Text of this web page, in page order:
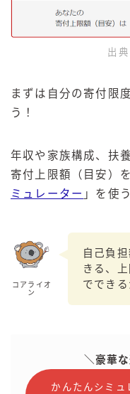
出典
まずは自分の寄付限
う！
年収や家族構成、扶
寄付上限額（目安）
ミュレーター 」を使
コアライオ
ン
自己負
きる、
ででき
＼豪華
かんたんシミュ